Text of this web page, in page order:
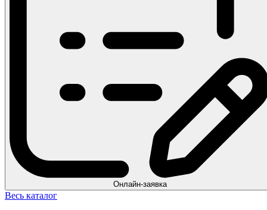
Онлайн-заявка
Весь каталог